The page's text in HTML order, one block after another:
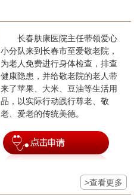
长春肤康医院主任带领爱心
小分队来到长春市至爱敬老院，
为老人免费进行身体检查，排查
健康隐患，并给敬老院的老人带
来了苹果、大米、豆油等生活用
品，以实际行动践行尊老、敬
老、爱老的传统美德。
>查看更多